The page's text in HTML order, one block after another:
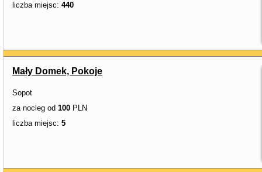
liczba miejsc: 440
Mały Domek, Pokoje
Sopot
za nocleg od 100 PLN
liczba miejsc: 5